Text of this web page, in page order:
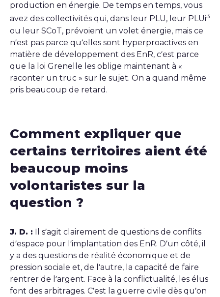
production en énergie. De temps en temps, vous
avez des collectivités qui, dans leur PLU, leur PLUi3
ou leur SCoT, prévoient un volet énergie, mais ce
n’est pas parce qu’elles sont hyperproactives en
matière de développement des EnR, c’est parce
que la loi Grenelle les oblige maintenant à «
raconter un truc » sur le sujet. On a quand même
pris beaucoup de retard.
Comment expliquer que
certains territoires aient été
beaucoup moins
volontaristes sur la
question ?
J. D. : Il s’agit clairement de questions de conflits
d’espace pour l’implantation des EnR. D’un côté, il
y a des questions de réalité économique et de
pression sociale et, de l’autre, la capacité de faire
rentrer de l’argent. Face à la conflictualité, les élus
font des arbitrages. C’est la guerre civile dès qu’on